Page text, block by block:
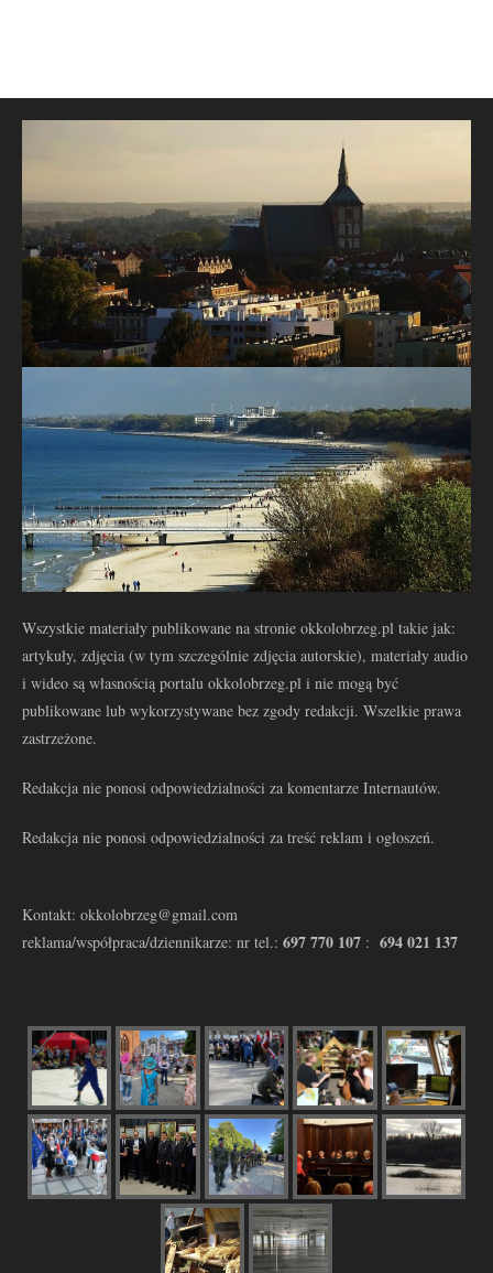
Wszystkie materiały publikowane na stronie okkolobrzeg.pl takie jak:
artykuły, zdjęcia (w tym szczególnie zdjęcia autorskie), materiały audio
i wideo są własnością portalu okkolobrzeg.pl i nie mogą być
publikowane lub wykorzystywane bez zgody redakcji. Wszelkie prawa
zastrzeżone.
Redakcja nie ponosi odpowiedzialności za komentarze Internautów.
Redakcja nie ponosi odpowiedzialności za treść reklam i ogłoszeń.
Kontakt: okkolobrzeg@gmail.com
reklama/współpraca/dziennikarze: nr tel.: 697 770 107 : 694 021 137